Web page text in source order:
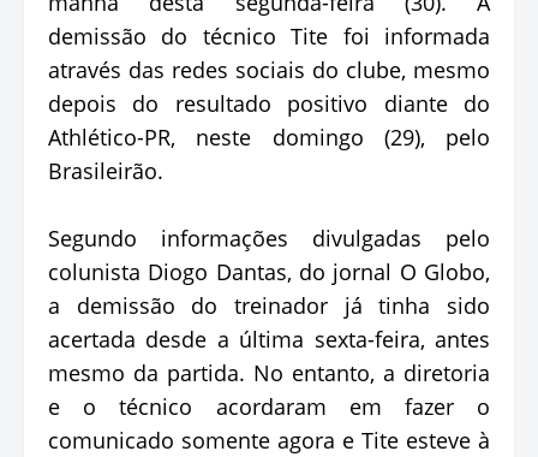
demissão do técnico Tite foi informada
através das redes sociais do clube, mesmo
depois do resultado positivo diante do
Athlético-PR, neste domingo (29), pelo
Brasileirão.
Segundo informações divulgadas pelo
colunista Diogo Dantas, do jornal O Globo,
a demissão do treinador já tinha sido
acertada desde a última sexta-feira, antes
mesmo da partida. No entanto, a diretoria
e o técnico acordaram em fazer o
comunicado somente agora e Tite esteve à